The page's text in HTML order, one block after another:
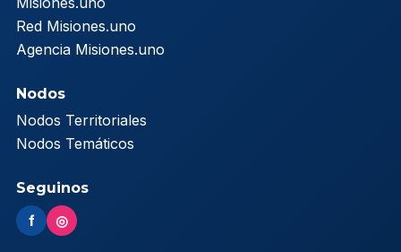
Red Misiones.uno
Agencia Misiones.uno
Nodos
Nodos Territoriales
Nodos Temáticos
Seguinos
f ◎